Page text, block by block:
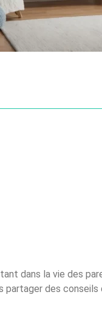
dans la vie des
des